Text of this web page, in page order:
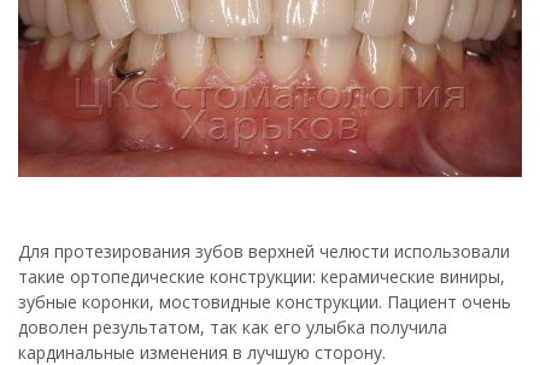
Для протезирования зубов верхней челюсти использовали
такие ортопедические конструкции: керамические виниры,
зубные коронки, мостовидные конструкции. Пациент очень
доволен результатом, так как его улыбка получила
кардинальные изменения в лучшую сторону.